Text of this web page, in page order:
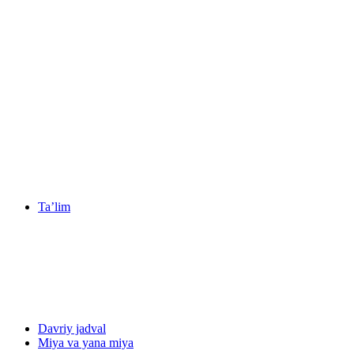
Ta’lim
Davriy jadval
Miya va yana miya